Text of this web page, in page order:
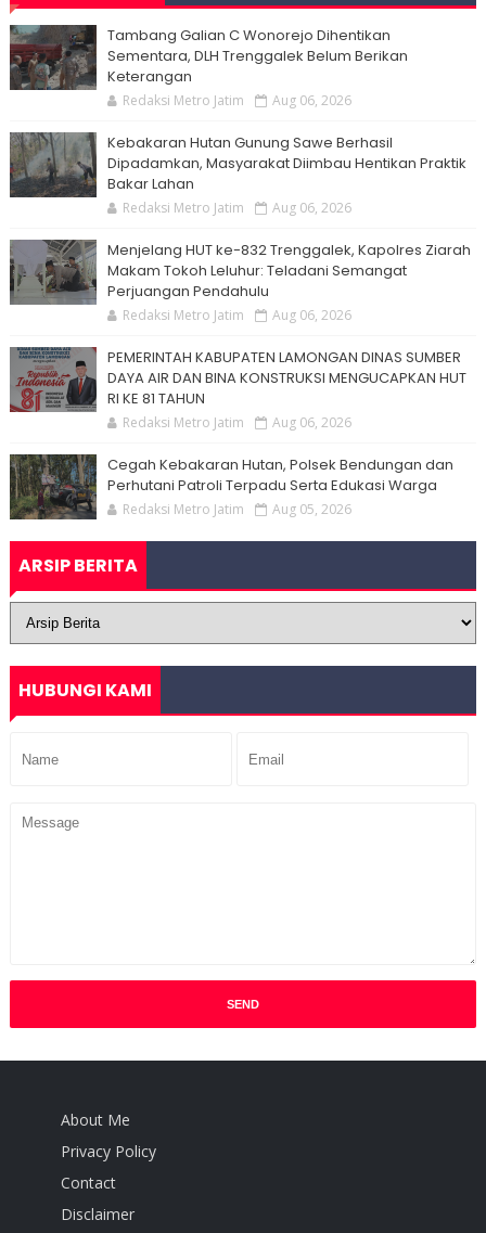
Tambang Galian C Wonorejo Dihentikan
Sementara, DLH Trenggalek Belum Berikan
Keterangan
Redaksi Metro Jatim Aug 06, 2026
Kebakaran Hutan Gunung Sawe Berhasil
Dipadamkan, Masyarakat Diimbau Hentikan Praktik
Bakar Lahan
Redaksi Metro Jatim Aug 06, 2026
Menjelang HUT ke-832 Trenggalek, Kapolres Ziarah
Makam Tokoh Leluhur: Teladani Semangat
Perjuangan Pendahulu
Redaksi Metro Jatim Aug 06, 2026
PEMERINTAH KABUPATEN LAMONGAN DINAS SUMBER
DAYA AIR DAN BINA KONSTRUKSI MENGUCAPKAN HUT
RI KE 81 TAHUN
Redaksi Metro Jatim Aug 06, 2026
Cegah Kebakaran Hutan, Polsek Bendungan dan
Perhutani Patroli Terpadu Serta Edukasi Warga
Redaksi Metro Jatim Aug 05, 2026
ARSIP BERITA
HUBUNGI KAMI
About Me
Privacy Policy
Contact
Disclaimer